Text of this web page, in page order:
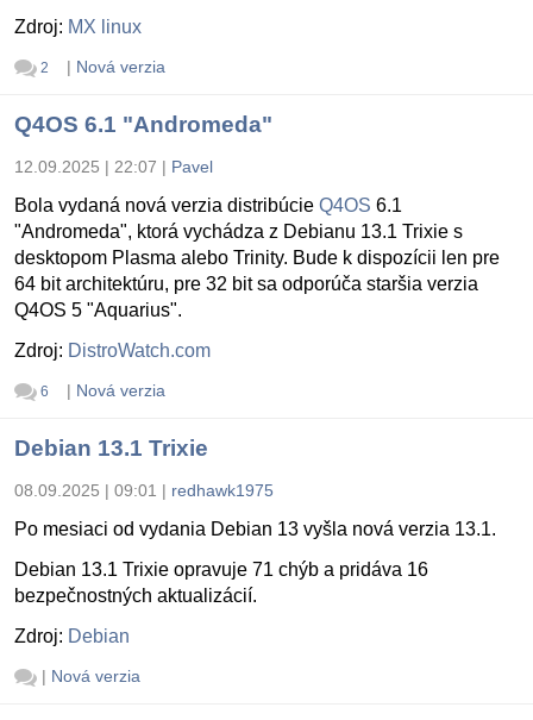
Zdroj: MX linux
2 | Nová verzia
Q4OS 6.1 "Andromeda"
12.09.2025 | 22:07 | Pavel
Bola vydaná nová verzia distribúcie Q4OS 6.1
"Andromeda", ktorá vychádza z Debianu 13.1 Trixie s
desktopom Plasma alebo Trinity. Bude k dispozícii len pre
64 bit architektúru, pre 32 bit sa odporúča staršia verzia
Q4OS 5 "Aquarius".
Zdroj: DistroWatch.com
6 | Nová verzia
Debian 13.1 Trixie
08.09.2025 | 09:01 | redhawk1975
Po mesiaci od vydania Debian 13 vyšla nová verzia 13.1.
Debian 13.1 Trixie opravuje 71 chýb a pridáva 16
bezpečnostných aktualizácií.
Zdroj: Debian
| Nová verzia